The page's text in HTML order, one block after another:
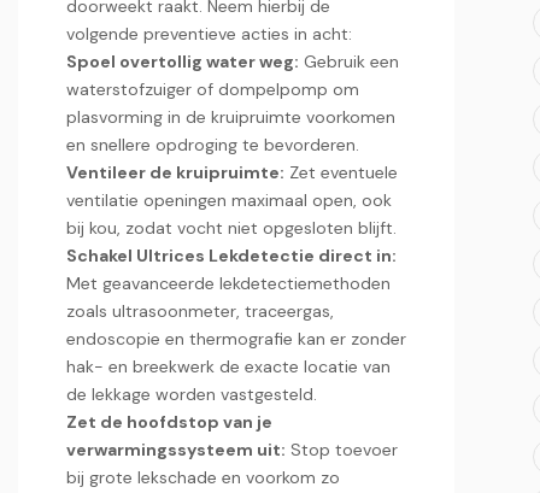
doorweekt raakt.​ Neem hierbij de
volgende preventieve acties in acht:
Spoel overtollig water weg: Gebruik een
waterstofzuiger of dompelpomp om
plasvorming in de kruipruimte voorkomen
en snellere opdroging te bevorderen.​
Ventileer de kruipruimte: Zet eventuele
ventilatie openingen maximaal open, ook
bij kou, zodat vocht niet opgesloten blijft.​
Schakel Ultrices Lekdetectie direct in:
Met geavanceerde lekdetectiemethoden
zoals ultrasoonmeter, traceergas,
endoscopie en thermografie kan er zonder
hak- en breekwerk de exacte locatie van
de lekkage worden vastgesteld.​
Zet de hoofdstop van je
verwarmingssysteem uit: Stop toevoer
bij grote lekschade en voorkom zo